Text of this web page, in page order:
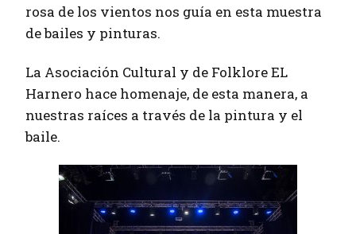
rosa de los vientos nos guía en esta muestra
de bailes y pinturas.
La Asociación Cultural y de Folklore EL
Harnero hace homenaje, de esta manera, a
nuestras raíces a través de la pintura y el
baile.